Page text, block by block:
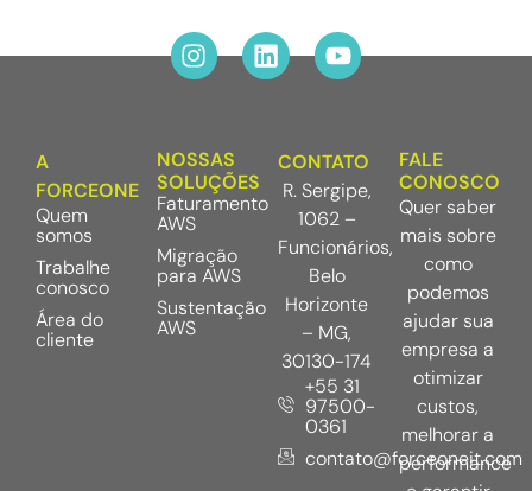
A
FORCEONE
Quem
somos
Trabalhe
conosco
Área do
cliente
NOSSAS
SOLUÇÕES
Faturamento
AWS
Migração
para AWS
Sustentação
AWS
CONTATO
R. Sergipe,
1062 –
Funcionários,
Belo
Horizonte
– MG,
30130-174
+55 31
97500-
0361
contato@forceoneit.com
FALE
CONOSCO
Quer saber
mais sobre
como
podemos
ajudar sua
empresa a
otimizar
custos,
melhorar a
performance